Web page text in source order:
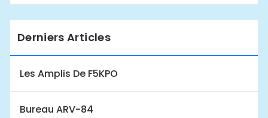
Derniers Articles
Les Amplis De F5KPO
Bureau ARV-84